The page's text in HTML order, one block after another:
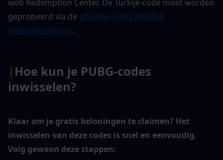
web Redemption Center. De Turkije-code moet worden
geprobeerd via de officiële PUBG MOBILE
Inwisselcentrum .
| Hoe kun je PUBG-codes
inwisselen?
Klaar om je gratis beloningen te claimen? Het
inwisselen van deze codes is snel en eenvoudig.
Volg gewoon deze stappen: